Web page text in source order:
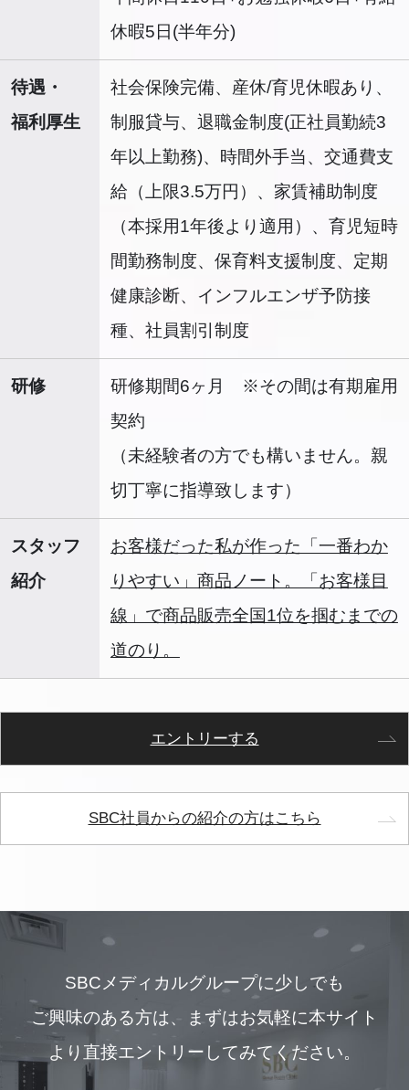
休暇5日(半年分)
待遇・
福利厚生
社会保険完備、産休/育児休暇あり、
制服貸与、退職金制度(正社員勤続3
年以上勤務)、時間外手当、交通費支
給（上限3.5万円）、家賃補助制度
（本採用1年後より適用）、育児短時
間勤務制度、保育料支援制度、定期
健康診断、インフルエンザ予防接
種、社員割引制度
研修
研修期間6ヶ月 ※その間は有期雇用
契約
（未経験者の方でも構いません。親
切丁寧に指導致します）
スタッフ
紹介
お客様だった私が作った「一番わか
りやすい」商品ノート。「お客様目
線」で商品販売全国1位を掴むまでの
道のり。
エントリーする
SBC社員からの紹介の方はこちら
SBCメディカルグループに少しでも
ご興味のある方は、 まずはお気軽に本サイト
より直接エントリーしてみてください。